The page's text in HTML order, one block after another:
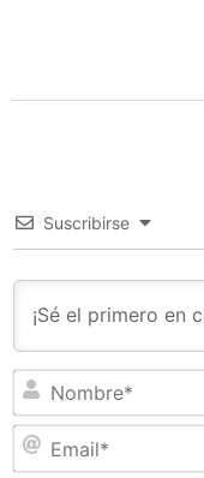
Suscribirse